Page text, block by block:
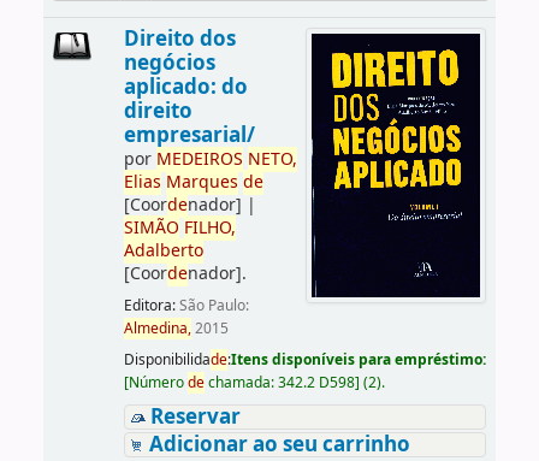
Direito dos
negócios
aplicado: do
direito
empresarial/
por MEDEIROS NETO,
Elias Marques de
[Coordenador] |
SIMÃO FILHO,
Adalberto
[Coordenador].
Editora:São Paulo:
Almedina,2015
Disponibilidade:Itens disponíveis para empréstimo:
[Númerodechamada:342.2 D598] (2).
Reservar
Adicionar ao seu carrinho